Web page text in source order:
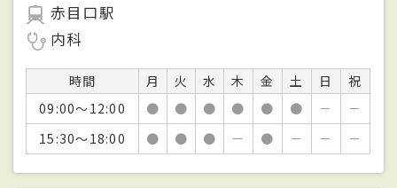
赤目口駅
内科
時間 月 火 水 木 金 土 日
祝
09:00～12:00
● ● ● ● ● ● －
－
15:30～18:00
● ● ● － ● － － －